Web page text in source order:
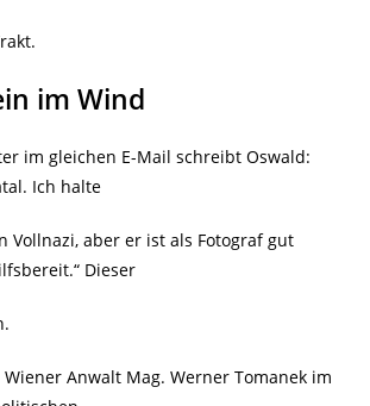
im Wind
im gleichen E-Mail schreibt Oswald:
Ich halte
Vollnazi, aber er ist als Fotograf gut
Dieser
Anwalt Mag. Werner Tomanek im